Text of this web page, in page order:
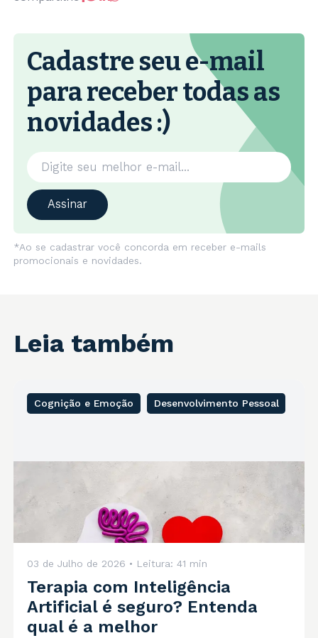
Cadastre seu e-mail
para receber todas as
novidades :)
Assinar
*Ao se cadastrar você concorda em receber e-mails
promocionais e novidades.
Leia também
Cognição e Emoção Desenvolvimento Pessoal
03 de Julho de 2026 • Leitura:41 min
Terapia com Inteligência
Artificial é seguro? Entenda
qual é a melhor